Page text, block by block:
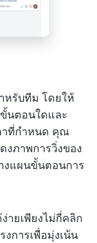
หรับทีม โดยให้
นตอนใดและ
าที่กำหนด คุณ
งภาพการวิ่งของ
งแผนขั้นตอนการ
ายเพียงไม่กี่คลิก
การเพื่อมุ่งเน้น